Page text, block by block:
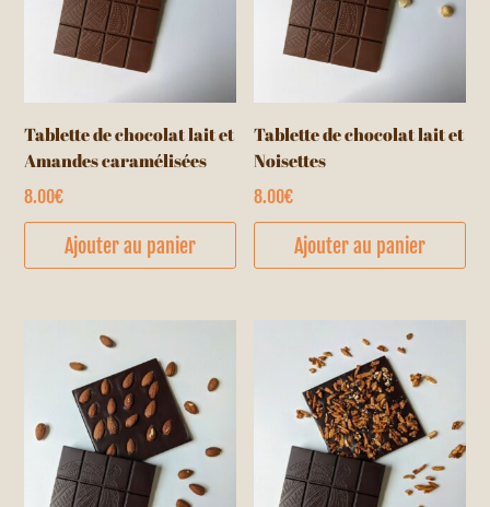
Tablette de chocolat lait et
Amandes caramélisées
8.00€
Ajouter au panier
Tablette de chocolat lait et
Noisettes
8.00€
Ajouter au panier